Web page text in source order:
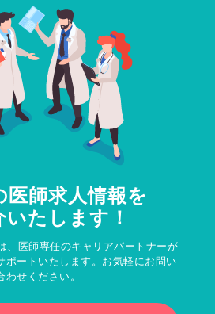
医師求人情報を
いたします！
、医師専任のキャリアパートナーが
ポートいたします。お気軽にお問い
わせください。